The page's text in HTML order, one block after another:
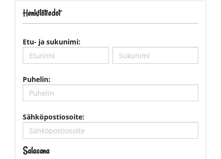
Henkilötiedot
Etu- ja sukunimi:
Puhelin:
Sähköpostiosoite:
Salasana